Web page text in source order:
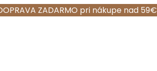
ZADARMO pri nákupe nad 59€